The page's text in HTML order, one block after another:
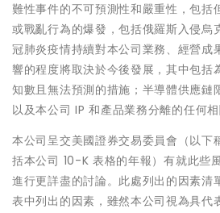
難性事件的不可預測性和嚴重性，包括
或戰亂行為的爆發，包括俄羅斯入侵烏
冠肺炎疫情持續對本公司業務、經營成
響的程度將取決於今後發展，其中包括
知數且無法預測的措施；半導體供應鏈
以及本公司 IP 和產品業務分離的任何相
本公司呈交美國證券交易委員會（以下
括本公司 10-K 表格的年報）有就此些
進行更詳盡的討論。此處列出的因素清
表中列出的因素，雖然本公司視為具代